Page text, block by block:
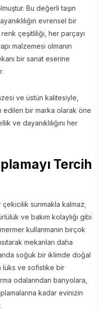
Bu değerli taşın
evrensel bir
çeşitliliği, her parçayı
malzemesi olmanın
bir sanat eserine
ve üstün kalitesiyle,
edilen bir marka olarak öne
ve dayanıklılığını her
Tercih
sunmakla kalmaz;
ve bakım kolaylığı gibi
kullanmanın birçok
mekanları daha
soğuk bir iklimde doğal
lüks ve sofistike bir
odalarından banyolara,
kadar evinizin